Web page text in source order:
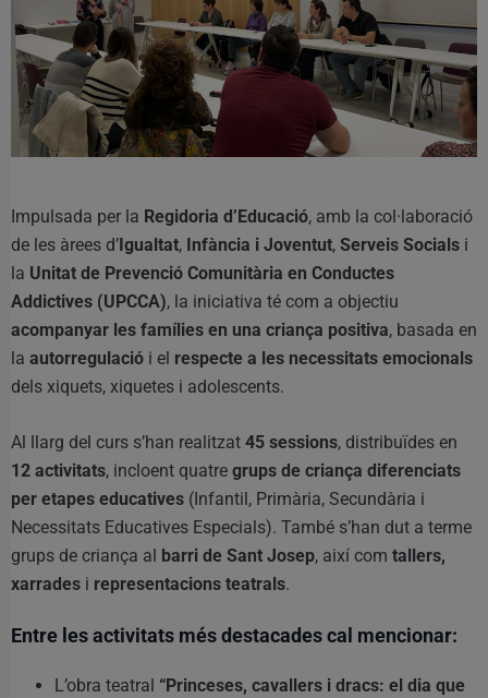
Impulsada per la Regidoria d’Educació, amb la col·laboració
de les àrees d’ Igualtat, Infància i Joventut, Serveis Socials i
la Unitat de Prevenció Comunitària en Conductes
Addictives (UPCCA), la iniciativa té com a objectiu
acompanyar les famílies en una criança positiva, basada en
la autorregulació i el respecte a les necessitats emocionals
dels xiquets, xiquetes i adolescents.
Al llarg del curs s’han realitzat 45 sessions, distribuïdes en
12 activitats, incloent quatre grups de criança diferenciats
per etapes educatives (Infantil, Primària, Secundària i
Necessitats Educatives Especials). També s’han dut a terme
grups de criança al
barri de Sant Josep, així com tallers,
xarrades i representacions teatrals.
Entre les activitats més destacades cal mencionar:
L’obra teatral “Princeses, cavallers i dracs: el dia que